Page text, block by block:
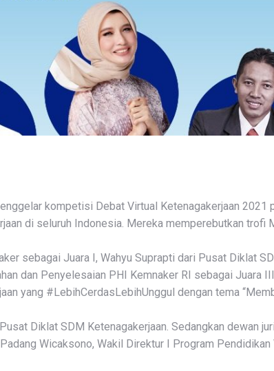
kompetisi Debat Virtual Ketenagakerjaan 2021
di seluruh Indonesia. Mereka memperebutkan trofi
sebagai Juara I, Wahyu Suprapti dari Pusat Diklat
dan Penyelesaian PHI Kemnaker RI sebagai Juara
yang #LebihCerdasLebihUnggul dengan tema
Diklat SDM Ketenagakerjaan. Sedangkan dewan
Wicaksono, Wakil Direktur I Program Pendidikan